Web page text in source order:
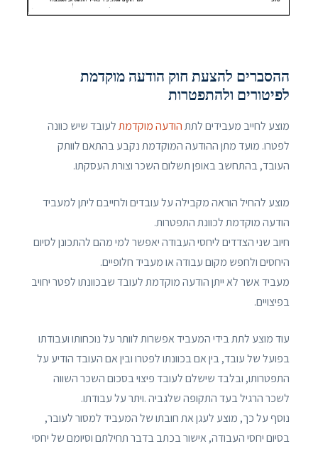
ההסברים להצעת חוק הודעה מוקדמת
לפיטורים ולהתפטרות
מוצע לחייב מעבידים לתתהודעה מוקדמתלעובד שיש כוונה
לפטרו. מועד מתן ההודעה המוקדמת נקבע בהתאם לוותק
העובד, בהתחשב באופן תשלום השכר וצורת העסקתו.
מוצע להחיל הוראה מקבילה על עובדים ולחייבם ליתן למעביד
הודעה מוקדמת לכוונת התפטרות.
חיוב שני הצדדים ליחסי העבודה יאפשר למי מהם להתכונן לסיום
היחסים ולחפש מקום עבודה או מעביד חלופיים.
מעביד אשר לא ייתן הודעה מוקדמת לעובד שבכוונתו לפטר יחויב
בפיצויים.
עוד מוצע לתת בידי המעביד אפשרות לוותר על נוכחותו ועבודתו
בפועל של עובד, בין אם בכוונתו לפטרו ובין אם העובד הודיע על
התפטרותו, ובלבד שישלם לעובד פיצוי בסכום השכר השווה
לשכר הרגיל בעד התקופה שלגביה .ויתר על עבודתו.
נוסף על כך, מוצע לעגן את חובתו של המעביד למסור לעובר,
בסיום יחסי העבודה, אישור בכתב בדבר תחילתם וסיומם של יחסי